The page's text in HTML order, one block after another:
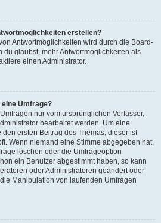
erstellen?
Antwortmöglichkeiten wird durch die Board-
du glaubst, mehr Antwortmöglichkeiten als
einen Administrator.
Umfrage?
nur vom ursprünglichen Verfasser,
bearbeitet werden. Um eine
ersten Beitrag des Themas; dieser ist
Wenn niemand eine Stimme abgegeben hat,
löschen oder die Umfrageoption
ein Benutzer abgestimmt haben, so kann
oder Administratoren geändert oder
Manipulation von laufenden Umfragen